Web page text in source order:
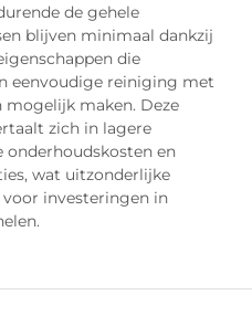
de gehele
blijven minimaal dankzij
die
eenvoudige reiniging met
maken. Deze
zich in lagere
en
wat uitzonderlijke
investeringen in